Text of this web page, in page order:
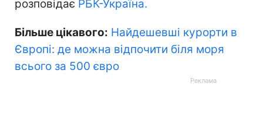
розповідає РБК-Україна.
Більше цікавого: Найдешевші курорти в
Європі: де можна відпочити біля моря
всього за 500 євро